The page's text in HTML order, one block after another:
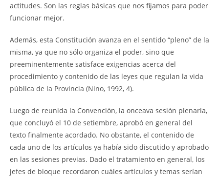
actitudes. Son las reglas básicas que nos fijamos para poder
funcionar mejor.
Además, esta Constitución avanza en el sentido “pleno” de la
misma, ya que no sólo organiza el poder, sino que
preeminentemente satisface exigencias acerca del
procedimiento y contenido de las leyes que regulan la vida
pública de la Provincia (Nino, 1992, 4).
Luego de reunida la Convención, la onceava sesión plenaria,
que concluyó el 10 de setiembre, aprobó en general del
texto finalmente acordado. No obstante, el contenido de
cada uno de los artículos ya había sido discutido y aprobado
en las sesiones previas. Dado el tratamiento en general, los
jefes de bloque recordaron cuáles artículos y temas serían